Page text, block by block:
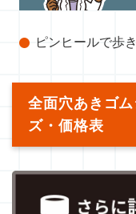
ピンヒールで歩
全面穴あきゴ
ズ・価格表